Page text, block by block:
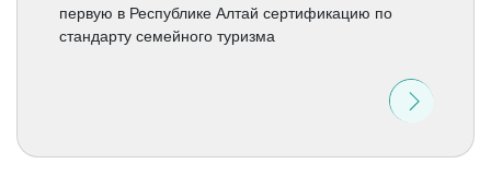
первую в Республике Алтай сертификацию по
стандарту семейного туризма